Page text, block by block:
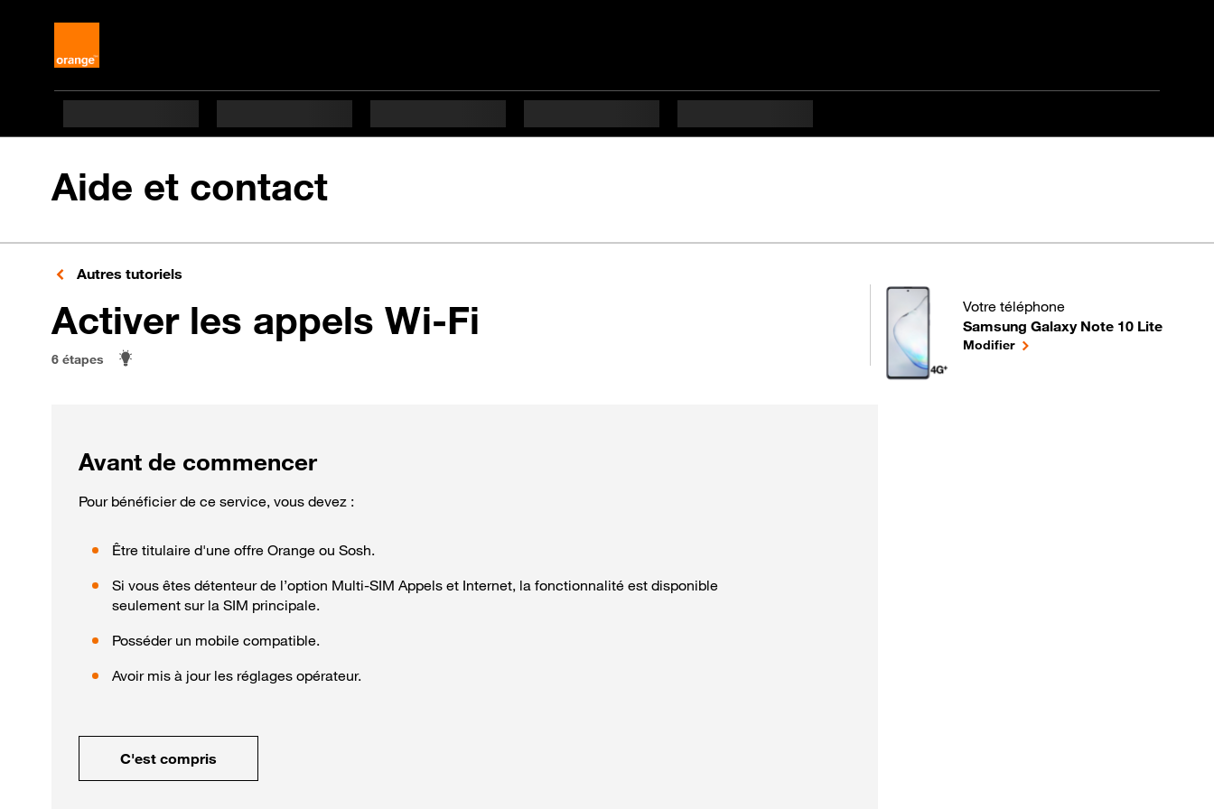
Aide et contact
Autres tutoriels
Activer les appels Wi-Fi
6 étapes
Votre téléphone
Samsung Galaxy Note 10 Lite
pour votre Samsung Galaxy Note 10 Lite
Modifierle téléphone sélectionné
Avant de commencer
Pour bénéficier de ce service, vous devez :
Être titulaire d'une offre Orange ou Sosh.
Si vous êtes détenteur de l’option Multi-SIM Appels et Internet, la fonctionnalité est disponible
seulement sur la SIM principale.
Posséder un mobile compatible.
Avoir mis à jour les réglages opérateur.
C'est compris